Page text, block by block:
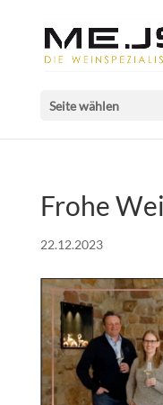
Seite wählen
Frohe
22.12.2023